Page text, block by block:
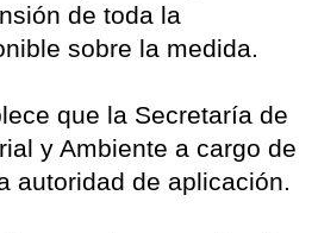
de toda la
sobre la medida.
que la Secretaría de
y Ambiente a cargo de
autoridad de aplicación.